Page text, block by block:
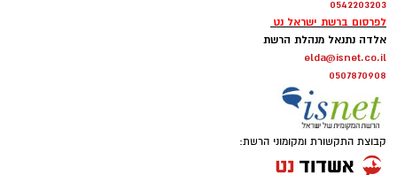
0542203203
לפרסום ברשת ישראל נט
אלדה נתנאל מנהלת הרשת
elda@isnet.co.il
0507870908
קבוצת התקשורת ומקומוני הרשת: